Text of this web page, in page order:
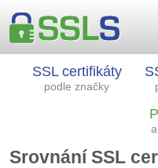
SSL certifikáty
podle značky
Srovnání SSL